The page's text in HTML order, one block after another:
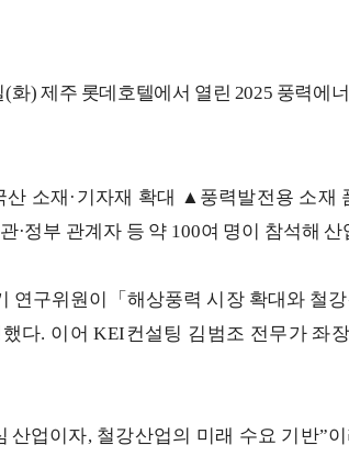
(화)제주 롯데호텔에서 열린 2025 풍력에
산 소재 · 기자재 확대 ▲ 풍력발전용 소재
·정부 관계자 등 약 100여 명이 참석해
연구위원이 「 해상풍력 시장 확대와 철
다. 이어KEI 컨설팅 김범조 전무가 좌
산업이자, 철강산업의 미래 수요 기반”